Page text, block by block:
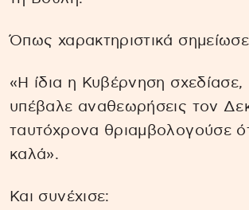
Όπως χαρακτηριστικά
«Η ίδια η Κυβέρνηση
υπέβαλε αναθεωρήσεις τον
ταυτόχρονα θριαμβολογούσε
καλά».
Και συνέχισε: